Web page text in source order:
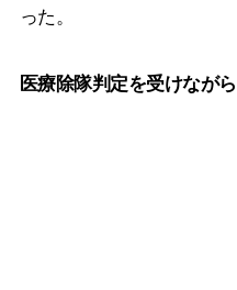
った。
医療除隊判定を受けなが